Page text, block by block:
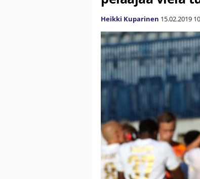
Heikki Kuparinen 15.02.2019